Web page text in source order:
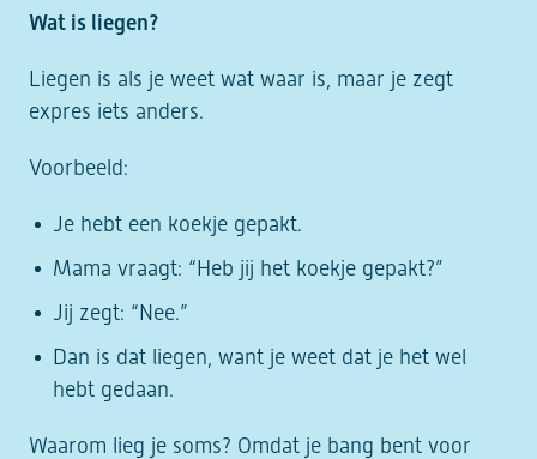
Wat is liegen?
Liegen is als je weet wat waar is, maar je zegt
expres iets anders.
Voorbeeld:
Je hebt een koekje gepakt.
Mama vraagt: “Heb jij het koekje gepakt?”
Jij zegt: “Nee.”
Dan is dat liegen, want je weet dat je het wel
hebt gedaan.
Waarom lieg je soms? Omdat je bang bent voor